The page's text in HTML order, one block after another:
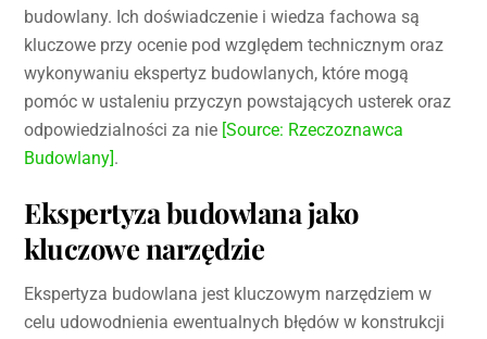
budowlany. Ich doświadczenie i wiedza fachowa są
kluczowe przy ocenie pod względem technicznym oraz
wykonywaniu ekspertyz budowlanych, które mogą
pomóc w ustaleniu przyczyn powstających usterek oraz
odpowiedzialności za nie [Source: Rzeczoznawca
Budowlany].
Ekspertyza budowlana jako
kluczowe narzędzie
Ekspertyza budowlana jest kluczowym narzędziem w
celu udowodnienia ewentualnych błędów w konstrukcji